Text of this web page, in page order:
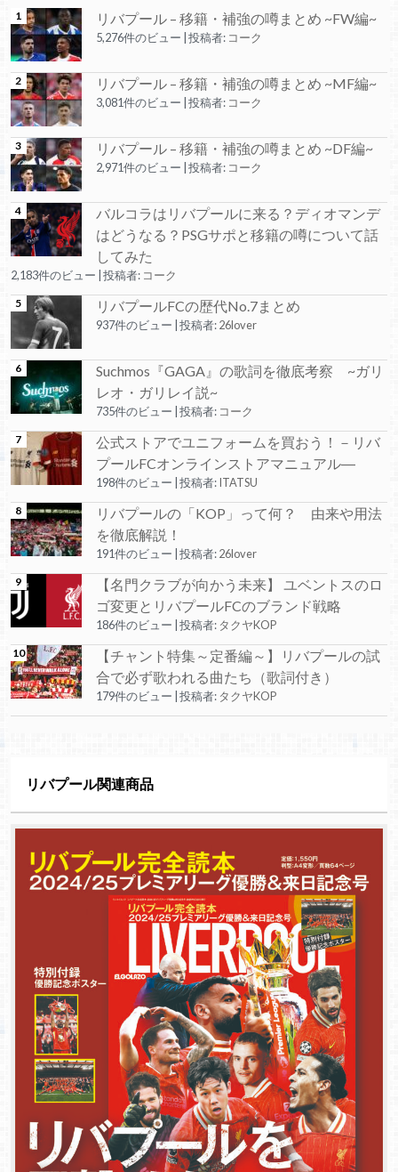
リバプール – 移籍・補強の噂まとめ ~FW編~
5,276件のビュー 投稿者: コーク
リバプール – 移籍・補強の噂まとめ ~MF編~
3,081件のビュー 投稿者: コーク
リバプール – 移籍・補強の噂まとめ ~DF編~
2,971件のビュー 投稿者: コーク
バルコラはリバプールに来る？ディオマンデ
はどうなる？PSGサポと移籍の噂について話
してみた
2,183件のビュー 投稿者: コーク
リバプールFCの歴代No.7まとめ
937件のビュー 投稿者:26lover
Suchmos『GAGA』の歌詞を徹底考察 ~ガリ
レオ・ガリレイ説~
735件のビュー 投稿者: コーク
公式ストアでユニフォームを買おう！－リバ
プールFCオンラインストアマニュアル―
198件のビュー 投稿者:ITATSU
リバプールの「KOP」って何？ 由来や用法
を徹底解説！
191件のビュー 投稿者:26lover
【名門クラブが向かう未来】 ユベントスのロ
ゴ変更とリバプールFCのブランド戦略
186件のビュー 投稿者: タクヤKOP
【チャント特集～定番編～】リバプールの試
合で必ず歌われる曲たち（歌詞付き）
179件のビュー 投稿者: タクヤKOP
リバプール関連商品